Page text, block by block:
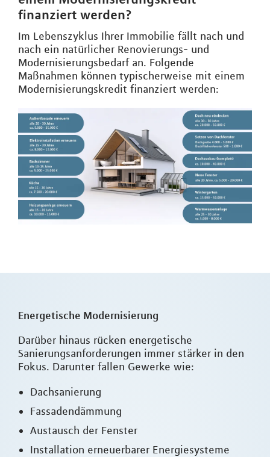
finanziert werden?
Im Lebenszyklus Ihrer Immobilie fällt nach und
nach ein natürlicher Renovierungs- und
Modernisierungsbedarf an. Folgende
Maßnahmen können typischerweise mit einem
Modernisierungskredit finanziert werden:
Energetische Modernisierung
Darüber hinaus rücken energetische
Sanierungsanforderungen immer stärker in den
Fokus. Darunter fallen Gewerke wie:
Dachsanierung
Fassadendämmung
Austausch der Fenster
Installation erneuerbarer Energiesysteme